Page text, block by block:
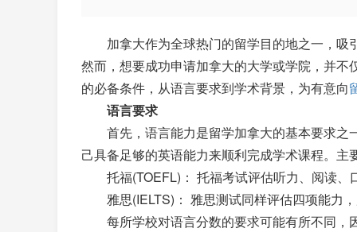
加拿大作为全球热门的留学目的地之一，吸
然而，想要成功申请加拿大的大学或学院，并
的必备条件，从语言要求到学术背景，为有意向
语言要求
首先，语言能力是留学加拿大的基本要求之
己具备足够的英语能力来顺利完成学术课程。主
托福(TOEFL)： 托福考试评估听力、阅读、
雅思(IELTS)： 雅思测试同样评估四项能力
每所学校对语言分数的要求可能有所不同，